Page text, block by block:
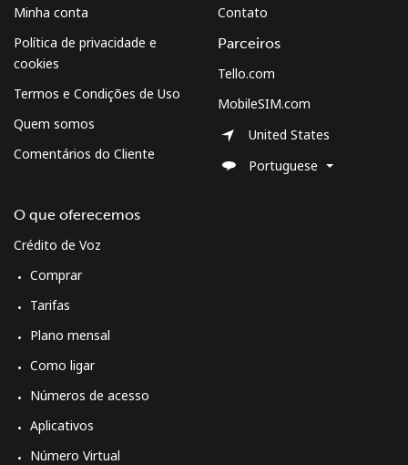
Minha conta
Política de privacidade e
cookies
Termos e Condições de Uso
Quem somos
Comentários do Cliente
O que oferecemos
Crédito de Voz
Comprar
Tarifas
Plano mensal
Como ligar
Números de acesso
Aplicativos
Número Virtual
Contato
Parceiros
Tello.com
MobileSIM.com
United States
Portuguese